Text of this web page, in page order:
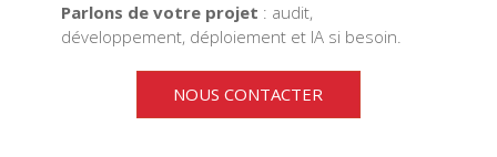
Parlons de votre projet : audit,
développement, déploiement et IA si besoin.
NOUS CONTACTER